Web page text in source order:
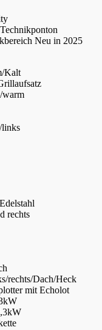
Neu in 2025
Kalt
warm
links
rechts
rechts/Dach/Heck
mit Echolot